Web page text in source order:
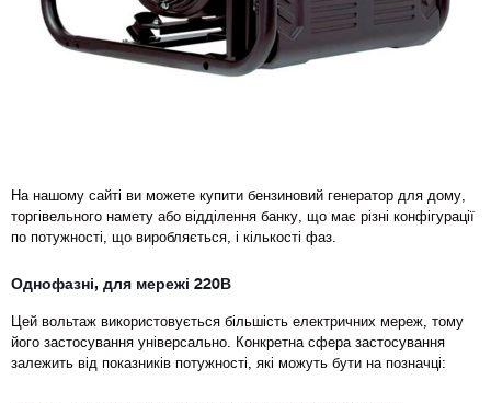
На нашому сайті ви можете купити бензиновий генератор для дому,
торгівельного намету або відділення банку, що має різні конфігурації
по потужності, що виробляється, і кількості фаз.
Однофазні, для мережі 220В
Цей вольтаж використовується більшість електричних мереж, тому
його застосування універсально. Конкретна сфера застосування
залежить від показників потужності, які можуть бути на позначці: